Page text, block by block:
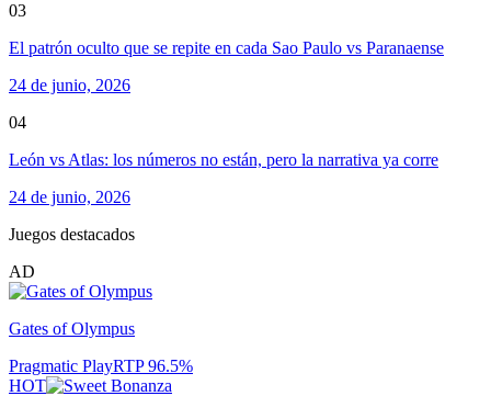
03
El patrón oculto que se repite en cada Sao Paulo vs Paranaense
24 de junio, 2026
04
León vs Atlas: los números no están, pero la narrativa ya corre
24 de junio, 2026
Juegos destacados
AD
Gates of Olympus
Pragmatic PlayRTP96.5%
HOT